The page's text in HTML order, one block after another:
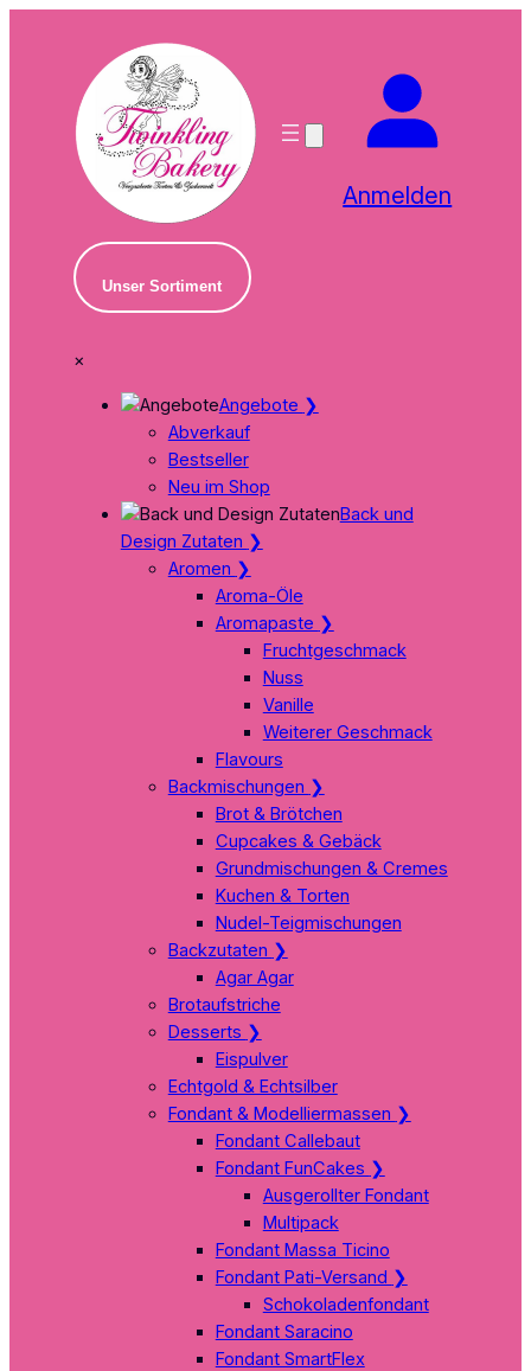
Anmelden
Unser Sortiment
×
Angebote ❯
Abverkauf
Bestseller
Neu im Shop
Back und
Design Zutaten ❯
Aromen ❯
Aroma-Öle
Aromapaste ❯
Fruchtgeschmack
Nuss
Vanille
Weiterer Geschmack
Flavours
Backmischungen ❯
Brot & Brötchen
Cupcakes & Gebäck
Grundmischungen & Cremes
Kuchen & Torten
Nudel-Teigmischungen
Backzutaten ❯
Agar Agar
Brotaufstriche
Desserts ❯
Eispulver
Echtgold & Echtsilber
Fondant & Modelliermassen ❯
Fondant Callebaut
Fondant FunCakes ❯
Ausgerollter Fondant
Multipack
Fondant Massa Ticino
Fondant Pati-Versand ❯
Schokoladenfondant
Fondant Saracino
Fondant SmartFlex